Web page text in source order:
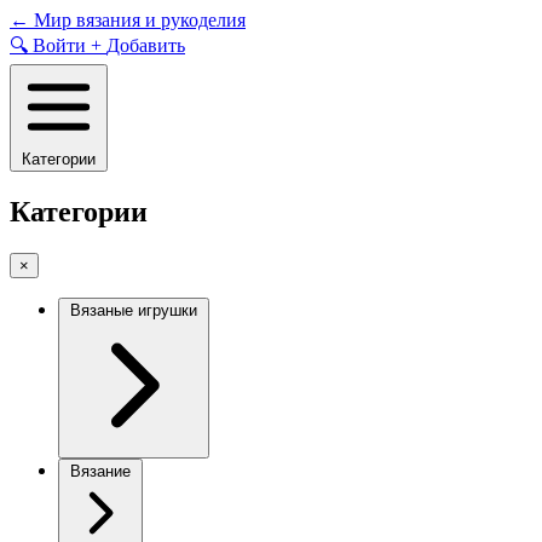
Skip
to
content
← Мир вязания и рукоделия
🔍 Войти + Добавить
Категории
Категории
×
Вязаные игрушки
Вязание